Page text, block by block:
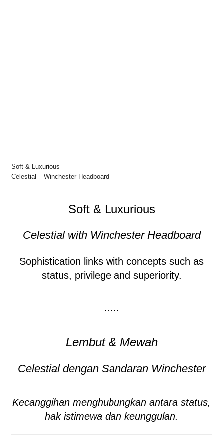
Soft & Luxurious
Celestial – Winchester Headboard
Soft & Luxurious
Celestial with Winchester Headboard
Sophistication links with concepts such as
status, privilege and superiority.
…..
Lembut & Mewah
Celestial dengan Sandaran Winchester
Kecanggihan menghubungkan antara status,
hak istimewa dan keunggulan.